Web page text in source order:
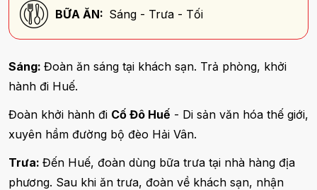
BỮA ĂN: Sáng - Trưa - Tối
Sáng: Đoàn ăn sáng tại khách sạn. Trả phòng, khởi
hành đi Huế.
Đoàn khởi hành đi Cố Đô Huế - Di sản văn hóa thế giới,
xuyên hầm đường bộ đèo Hải Vân.
Trưa: Đến Huế, đoàn dùng bữa trưa tại nhà hàng địa
phương. Sau khi ăn trưa, đoàn về khách sạn, nhận